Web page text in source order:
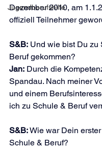
Jugendberufshilfe
Dezember 2010, am
offiziell Teilnehmer
S&B: Und wie bist Du zu
Beruf gekommen?
Jan: Durch die
Spandau. Nach meiner
und einem
ich zu Schule & Beruf
S&B: Wie war Dein
Schule & Beruf?